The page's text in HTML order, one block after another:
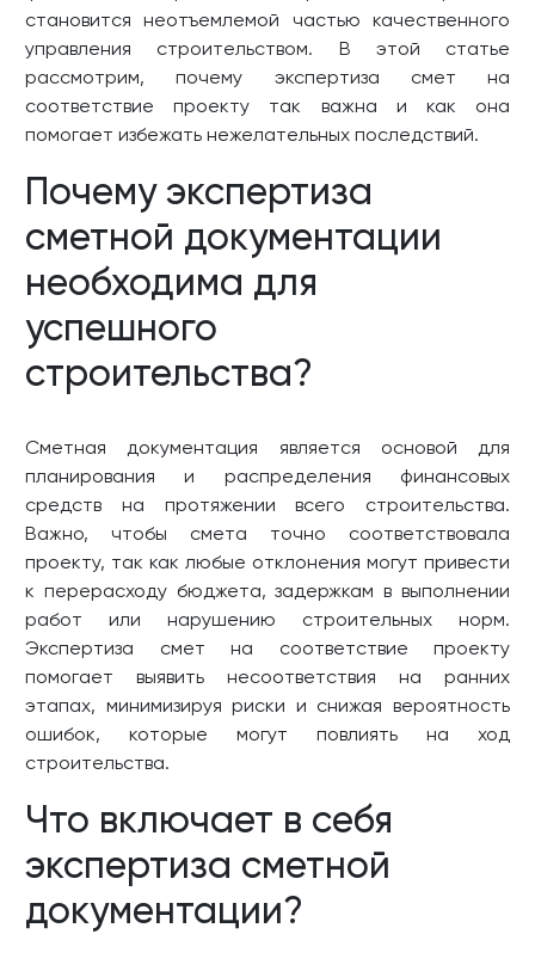
становится неотъемлемой частью качественного
управления строительством. В этой статье
рассмотрим, почему экспертиза смет на
соответствие проекту так важна и как она
помогает избежать нежелательных последствий.
Почему экспертиза
сметной документации
необходима для
успешного
строительства?
Сметная документация является основой для
планирования и распределения финансовых
средств на протяжении всего строительства.
Важно, чтобы смета точно соответствовала
проекту, так как любые отклонения могут привести
к перерасходу бюджета, задержкам в выполнении
работ или нарушению строительных норм.
Экспертиза смет на соответствие проекту
помогает выявить несоответствия на ранних
этапах, минимизируя риски и снижая вероятность
ошибок, которые могут повлиять на ход
строительства.
Что включает в себя
экспертиза сметной
документации?